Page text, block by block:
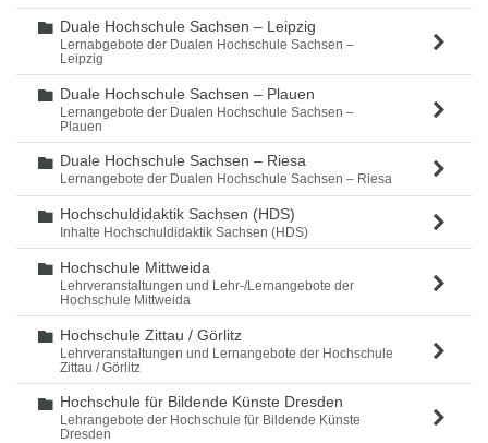
Ordner
Duale Hochschule Sachsen – Leipzig
Lernabgebote der Dualen Hochschule Sachsen –
Leipzig
Ordner
Duale Hochschule Sachsen – Plauen
Lernangebote der Dualen Hochschule Sachsen –
Plauen
Ordner
Duale Hochschule Sachsen – Riesa
Lernangebote der Dualen Hochschule Sachsen – Riesa
Ordner
Hochschuldidaktik Sachsen (HDS)
Inhalte Hochschuldidaktik Sachsen (HDS)
Ordner
Hochschule Mittweida
Lehrveranstaltungen und Lehr-/Lernangebote der
Hochschule Mittweida
Ordner
Hochschule Zittau / Görlitz
Lehrveranstaltungen und Lernangebote der Hochschule
Zittau / Görlitz
Ordner
Hochschule für Bildende Künste Dresden
Lehrangebote der Hochschule für Bildende Künste
Dresden